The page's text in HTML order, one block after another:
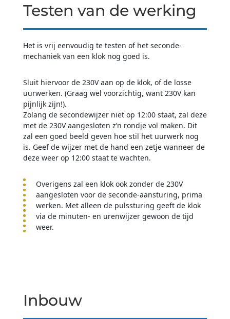
Testen van de werking
Het is vrij eenvoudig te testen of het seconde-
mechaniek van een klok nog goed is.
Sluit hiervoor de 230V aan op de klok, of de losse
uurwerken. (Graag wel voorzichtig, want 230V kan
pijnlijk zijn!).
Zolang de secondewijzer niet op 12:00 staat, zal deze
met de 230V aangesloten z’n rondje vol maken. Dit
zal een goed beeld geven hoe stil het uurwerk nog
is. Geef de wijzer met de hand een zetje wanneer de
deze weer op 12:00 staat te wachten.
Overigens zal een klok ook zonder de 230V
aangesloten voor de seconde-aansturing, prima
werken. Met alleen de pulssturing geeft de klok
via de minuten- en urenwijzer gewoon de tijd
weer.
Inbouw